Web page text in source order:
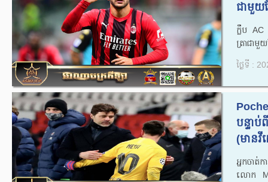
ជាមួយខ្
ក្លឹប AC
ត្រាជាមួយ
ថ្ងៃទី :
បន្ទា
(មានវី
អ្នកចាត់
លោក​